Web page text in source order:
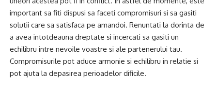
important sa fiti dispusi sa faceti compromisuri si sa gasiti
solutii care sa satisfaca pe amandoi. Renuntati la dorinta de
a avea intotdeauna dreptate si incercati sa gasiti un
echilibru intre nevoile voastre si ale partenerului tau.
Compromisurile pot aduce armonie si echilibru in relatie si
pot ajuta la depasirea perioadelor dificile.